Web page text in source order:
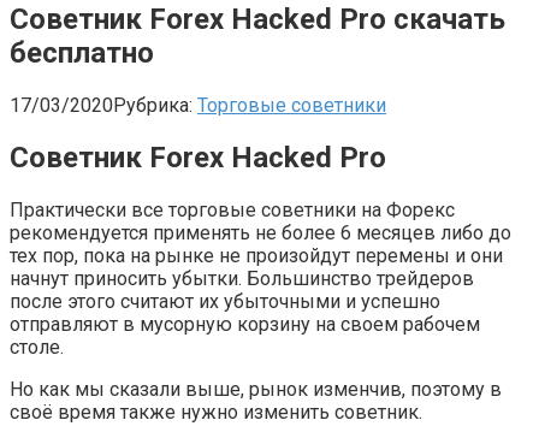
Советник Forex Hacked Pro скачать
бесплатно
17/03/2020Рубрика: Торговые советники
Советник Forex Hacked Pro
Практически все торговые советники на Форекс
рекомендуется применять не более 6 месяцев либо до
тех пор, пока на рынке не произойдут перемены и они
начнут приносить убытки. Большинство трейдеров
после этого считают их убыточными и успешно
отправляют в мусорную корзину на своем рабочем
столе.
Но как мы сказали выше, рынок изменчив, поэтому в
своё время также нужно изменить советник.